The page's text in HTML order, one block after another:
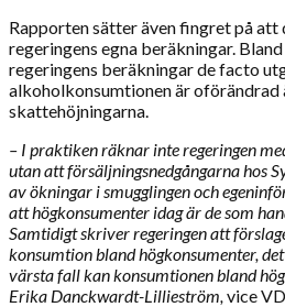
Rapporten sätter även fingret på
regeringens egna beräkningar.
regeringens beräkningar de facto
alkoholkonsumtionen är oförändrad
skattehöjningarna.
– I praktiken räknar inte regeringen
utan att försäljningsnedgångarna hos
av ökningar i smugglingen och
att högkonsumenter idag är de som
Samtidigt skriver regeringen att
konsumtion bland högkonsumenter,
värsta fall kan konsumtionen bland
Erika Danckwardt-Lillieström,vice